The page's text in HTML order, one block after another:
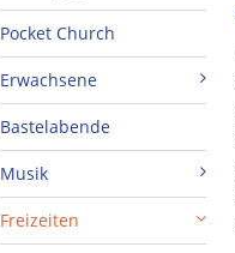
Pocket Church
Erwachsene
Bastelabende
Musik
Freizeiten